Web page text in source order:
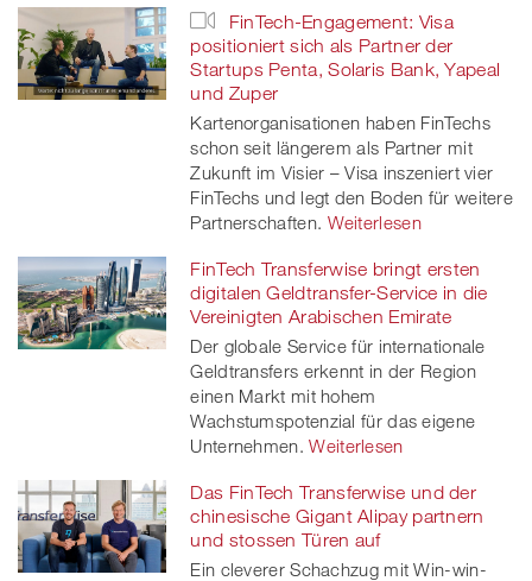
FinTech-Engagement: Visa
positioniert sich als Partner der
Startups Penta, Solaris Bank, Yapeal
und Zuper
Kartenorganisationen haben FinTechs
schon seit längerem als Partner mit
Zukunft im Visier – Visa inszeniert vier
FinTechs und legt den Boden für weitere
Partnerschaften. Weiterlesen
FinTech Transferwise bringt ersten
digitalen Geldtransfer-Service in die
Vereinigten Arabischen Emirate
Der globale Service für internationale
Geldtransfers erkennt in der Region
einen Markt mit hohem
Wachstumspotenzial für das eigene
Unternehmen. Weiterlesen
Das FinTech Transferwise und der
chinesische Gigant Alipay partnern
und stossen Türen auf
Ein cleverer Schachzug mit Win-win-